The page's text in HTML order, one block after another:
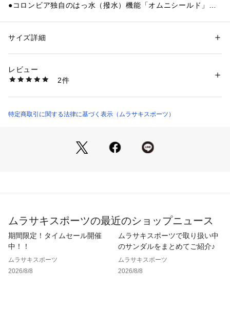
●コロンビア独自のはっ水（撥水）機能「オムニシールド」
●軽量かつ強度のバランスがとれた420デニールのナイロン素
ルム
●メインコンパートメント内部にPC（13インチ）対応のクッシ
ト
●取外し式チェストストラップ
●コロンビアオリジナル総柄（011カラー Black Pattern）展開
・ピーファスフリー：PFAS(有機フッ素化合物）を含まない撥
水加工製品には、PFASフリーと表記しております。
・高さ/幅/奥行 ：46cm×32cm×16cm
・容量(L) ：25L
性別：レディース
素材：ナイロン100%
商品番号：
PU8665 （ショップ）
サイズ詳細
レビュー
2件
特定商取引に関する法律に基づく表示（ムラサキスポーツ）
ムラサキスポーツの最近のショップニュース
期間限定！タイムセール開催
中！！
ムラサキスポーツ
2026/8/8
ムラサキスポーツで取り扱い中
のサンダルをまとめてご紹介♪
ムラサキスポーツ
2026/8/8